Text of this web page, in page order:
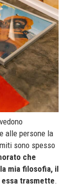
alle persone la
sono spesso
che
mia filosofia, il
essa trasmette.